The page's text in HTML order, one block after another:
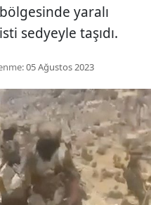
yaralı
sedyeyle taşıdı.
05 Ağustos 2023